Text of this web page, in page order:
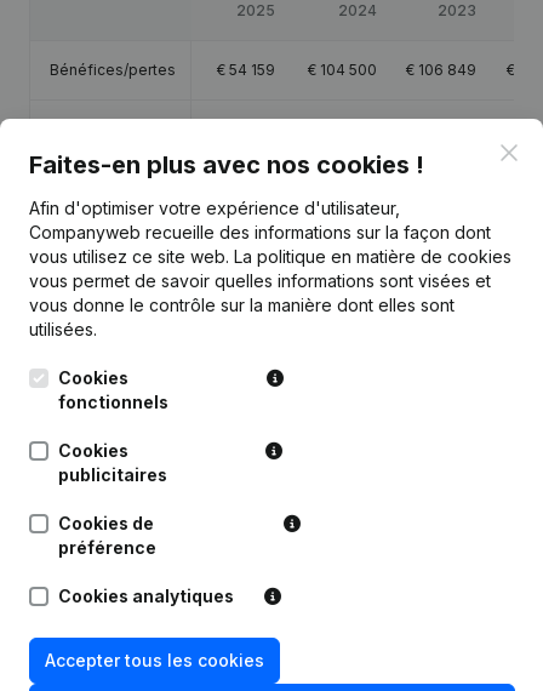
2025 2024 2023
Bénéfices/pertes € 54 159 € 104 500 € 106 849 €
Personnel
Publications de Xylonis
Date Publication
05-02-2026 Demissions, Nominations
Demissions, Nominations
29-11-2023 Demissions, Nominations
Faites-en plus avec nos cookies !
Afin d'optimiser votre expérience d'utilisateur,
Companyweb recueille des informations sur la façon dont
vous utilisez ce site web. La politique en matière de cookies
vous permet de savoir quelles informations sont visées et
vous donne le contrôle sur la manière dont elles sont
utilisées.
Cookies
fonctionnels
Cookies
publicitaires
Cookies de
préférence
Cookies analytiques
Accepter tous les cookies